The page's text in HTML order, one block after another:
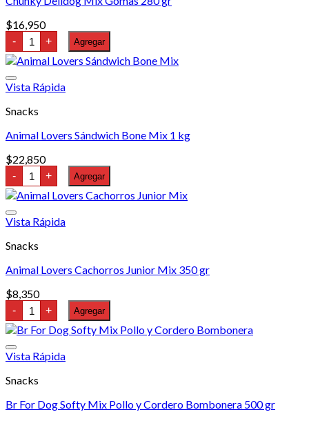
$16,950
- Chunky
Delidog
Mix
Gomas
gr
+ Agregar
Vista Rápida
Snacks
Animal Lovers Sándwich Bone Mix 1 kg
$22,850
- Animal
Lovers
Sándwich
Bone
1
cantidad
+ Agregar
Vista Rápida
Snacks
Animal Lovers Cachorros Junior Mix 350 gr
$8,350
- Animal
Lovers
Cachorros
Junior
350
cantidad
+ Agregar
Vista Rápida
Snacks
Br For Dog Softy Mix Pollo y Cordero Bombonera 500 gr